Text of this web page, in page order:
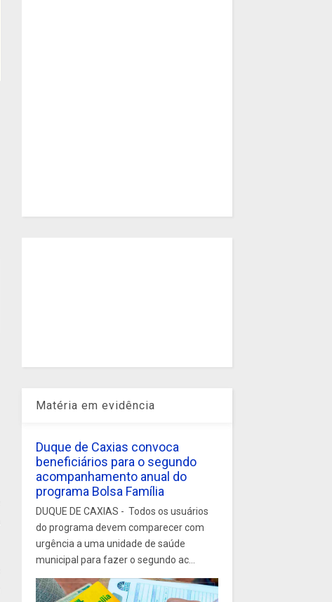
Matéria em evidência
Duque de Caxias convoca
beneficiários para o segundo
acompanhamento anual do
programa Bolsa Família
DUQUE DE CAXIAS - Todos os usuários
do programa devem comparecer com
urgência a uma unidade de saúde
municipal para fazer o segundo ac...